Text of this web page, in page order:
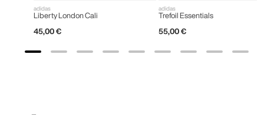
adidas
Liberty London Cali
45,00 €
adidas
Trefoil Essentials
55,00 €